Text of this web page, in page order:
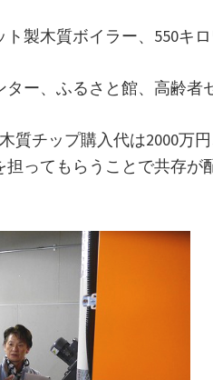
製木質ボイラー、550キロ
ー、ふるさと館、高齢者
質チップ購入代は2000万
ってもらうことで共存